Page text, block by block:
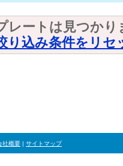
レートは見つかり
り込み条件をリセ
社概要 | サイトマップ